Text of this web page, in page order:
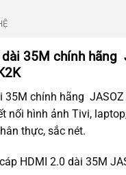
35M chính hãng
35M chính hãng JASOZ
nối hình ảnh Tivi,
thực, sắc nét.
HDMI 2.0 dài 35M